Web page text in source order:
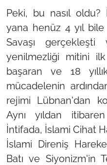
Peki, bu nasıl
yana henüz 4 yıl
Savaşı
yenilmezliği mitini
başaran ve 18
mücadelenin
rejimi Lübnan'dan
Aynı yıldan
İntifada, İslami Cihat
İslami Direniş
Batı ve Siyonizm'in